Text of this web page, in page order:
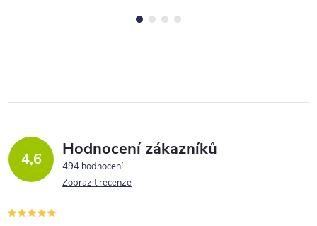
4,6 Hodnocení zákazníků
494 hodnocení
Zobrazit recenze